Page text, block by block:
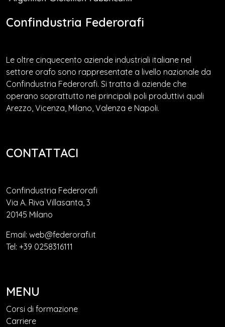
Confindustria Federorafi
Le oltre cinquecento aziende industriali italiane nel
settore orafo sono rappresentate a livello nazionale da
Confindustria Federorafi. Si tratta di aziende che
operano soprattutto nei principali poli produttivi quali
Arezzo, Vicenza, Milano, Valenza e Napoli.
CONTATTACI
Confindustria Federorafi
Via A. Riva Villasanta, 3
20145 Milano
Email: web@federorafi.it
Tel: +39 0258316111
MENU
Corsi di formazione
Carriere